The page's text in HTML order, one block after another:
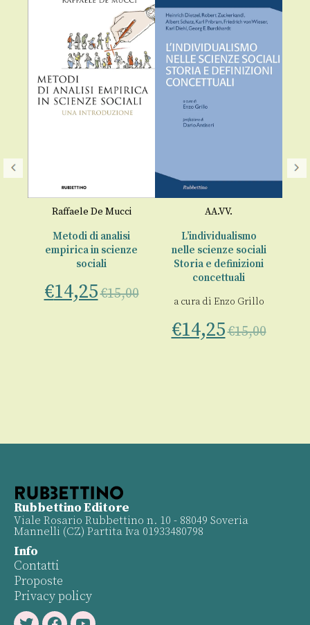
Raffaele De Mucci
Metodi di analisi
empirica in scienze
sociali
€14,25€15,00
AA.VV.
L’individualismo
nelle scienze sociali
Storia e definizioni
concettuali
a cura di Enzo Grillo
€14,25€15,00
Rubbettino Editore
Viale Rosario Rubbettino n. 10 - 88049 Soveria
Mannelli (CZ) Partita Iva 01933480798
Info
Contatti
Proposte
Privacy policy